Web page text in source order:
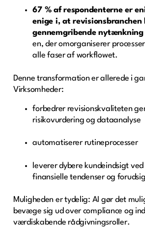
67 % af respondenterne er
enige i, at revisionsbranchen
gennemgribende
en, der omorganiserer
alle faser af workflowet.
Denne transformation er allerede i
Virksomheder:
forbedrer revisionskvaliteten
risikovurdering og dataanalyse
automatiserer rutineprocesser
leverer dybere kundeindsigt
finansielle tendenser og
Muligheden er tydelig: AI gør det
bevæge sig ud over compliance og
værdiskabende rådgivningsroller.